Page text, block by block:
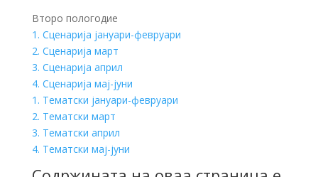
Второ пологодие
1. Сценарија јануари-февруари
2. Сценарија март
3. Сценарија април
4. Сценарија мај-јуни
1. Тематски јануари-февруари
2. Тематски март
3. Тематски април
4. Тематски мај-јуни